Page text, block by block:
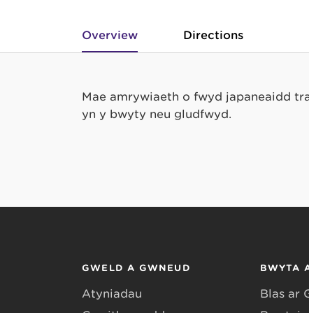
Overview Directions
Mae amrywiaeth o fwyd japaneaidd
yn y bwyty neu gludfwyd.
GWELD A GWNEUD
Atyniadau
BWYTA
Blas ar